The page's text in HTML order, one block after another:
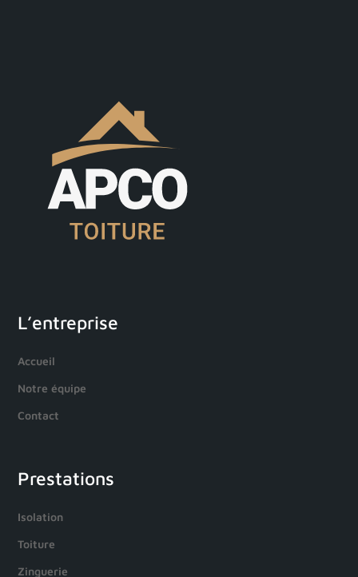
L’entreprise
Accueil
Notre équipe
Contact
Prestations
Isolation
Toiture
Zinguerie